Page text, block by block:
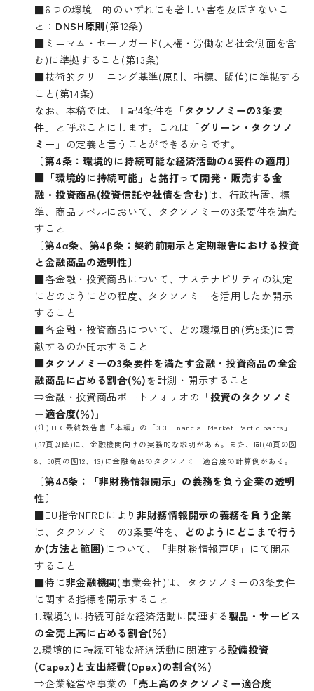
■6つの環境目的のいずれにも著しい害を及ぼさないこ
と： DNSH原則(第12条)
■ミニマム・セーフガード(人権・労働など社会側面を含
む)に準拠すること(第13条)
■技術的クリーニング基準(原則、指標、閾値)に準拠する
こと(第14条)
なお、本稿では、上記4条件を「タクソノミーの3条要
件 」と呼ぶことにします。これは「グリーン・タクソノ
ミー 」の定義と言うことができるからです。
〔第4条：環境的に持続可能な経済活動の4要件の適用〕
■「環境的に持続可能」と銘打って開発・販売する金
融・投資商品(投資信託や社債を含む)は、行政措置、標
準、商品ラベルにおいて、タクソノミーの3条要件を満た
すこと
〔第4α条、第4β条：契約前開示と定期報告における投資
と金融商品の透明性〕
■各金融・投資商品について、サステナビリティの決定
にどのようにどの程度、タクソノミーを活用したか開示
すること
■各金融・投資商品について、どの環境目的(第5条)に貢
献するのか開示すること
■タクソノミーの3条要件を満たす金融・投資商品の全金
融商品に占める割合(％)を計測・開示すること
⇒金融・投資商品ポートフォリオの「投資のタクソノミ
ー適合度(％) 」
(注)TEG最終報告書「本編」の「3.3 Financial Market Participants」
(37頁以降)に、金融機関向けの実務的な説明がある。また、同(40頁の図
8、50頁の図12、13)に金融商品のタクソノミー適合度の計算例がある。
〔第4δ条：「非財務情報開示」の義務を負う企業の透明
性〕
■EU指令NFRDにより非財務情報開示の義務を負う企業
は、タクソノミーの3条要件を、
どのようにどこまで行う
か(方法と範囲)について、「非財務情報声明」にて開示
すること
■特に非金融機関(事業会社)は、タクソノミーの3条要件
に関する指標を開示すること
1.環境的に持続可能な経済活動に関連する製品・サービス
の全売上高に占める割合(％)
2.環境的に持続可能な経済活動に関連する設備投資
(Capex)と支出経費(Opex)の割合(％)
⇒企業経営や事業の「売上高のタクソノミー適合度